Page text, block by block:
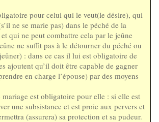
pour celui qui le veut(le désire), qui
ne se marie pas) dans le péché de la
qui ne peut combattre cela par le jeûne
ne suffit pas à le détourner du péché ou
: dans ce cas il lui est obligatoire de
ajoutent qu’il doit être capable de gagner
en charge l’épouse) par des moyens
est obligatoire pour elle : si elle est
une subsistance et est proie aux pervers et
(assurera) sa protection et sa pudeur.